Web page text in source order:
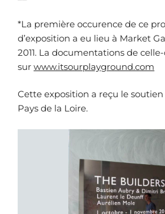
*La première occurence de ce
d’exposition a eu lieu à Market
2011. La documentations de
sur www.itsourplayground.com
Cette exposition a reçu le
Pays de la Loire.